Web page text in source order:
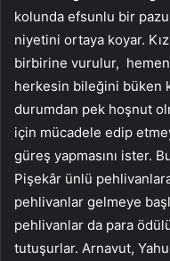
kolunda efsunlu bir
niyetini ortaya koyar.
birbirine vurulur,
herkesin bileğini büken
durumdan pek hoşnut
için mücadele edip
güreş yapmasını ister.
Pişekâr ünlü
pehlivanlar gelmeye
pehlivanlar da para
tutuşurlar. Arnavut,